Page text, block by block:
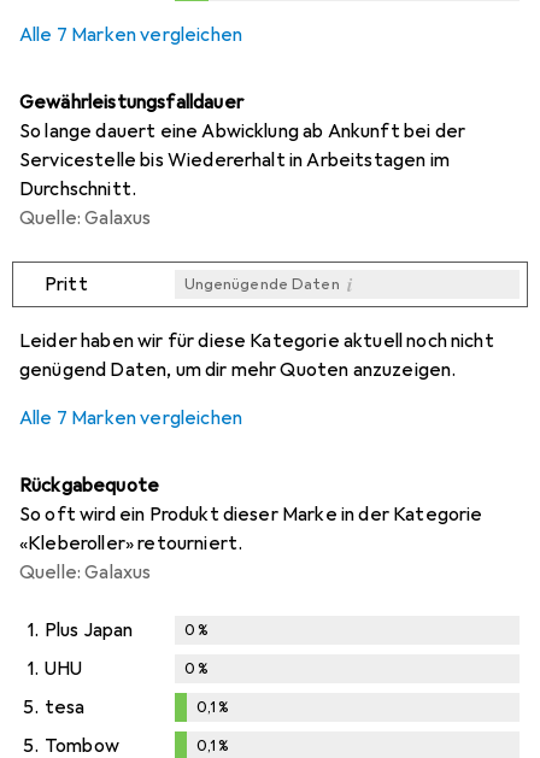
Alle 7 Marken vergleichen
Gewährleistungsfalldauer
So lange dauert eine Abwicklung ab Ankunft bei der
Servicestelle bis Wiedererhalt in Arbeitstagen im
Durchschnitt.
Quelle: Galaxus
Pritt Ungenügende Daten i
Leider haben wir für diese Kategorie aktuell noch nicht
genügend Daten, um dir mehr Quoten anzuzeigen.
Alle 7 Marken vergleichen
Rückgabequote
So oft wird ein Produkt dieser Marke in der Kategorie
«Kleberoller» retourniert.
Quelle: Galaxus
1. Plus Japan 0%
1. UHU 0%
5. tesa
%
0,1%
5. Tombow 0,1%